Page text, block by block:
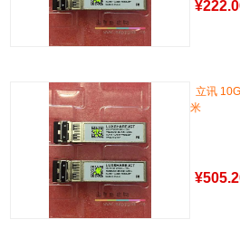
¥
立讯
米
¥